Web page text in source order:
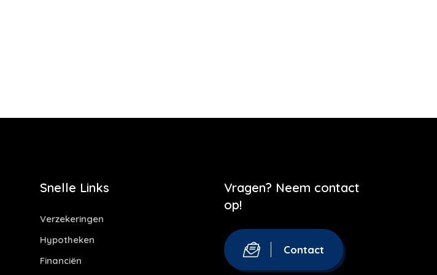
Snelle Links
Verzekeringen
Hypotheken
Financiën
Vragen? Neem contact
op!
Contact